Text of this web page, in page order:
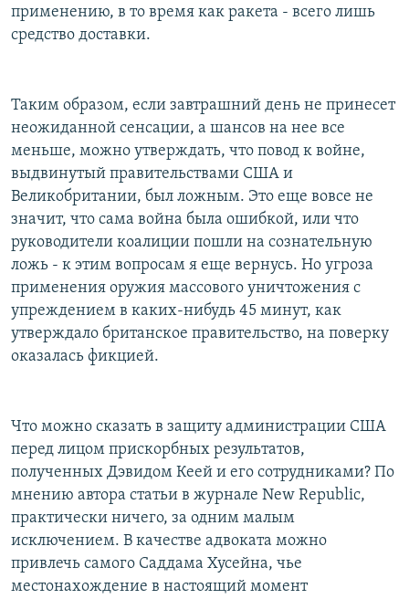
применению, в то время как ракета - всего лишь
средство доставки.
Таким образом, если завтрашний день не принесет
неожиданной сенсации, а шансов на нее все
меньше, можно утверждать, что повод к войне,
выдвинутый правительствами США и
Великобритании, был ложным. Это еще вовсе не
значит, что сама война была ошибкой, или что
руководители коалиции пошли на сознательную
ложь - к этим вопросам я еще вернусь. Но угроза
применения оружия массового уничтожения с
упреждением в каких-нибудь 45 минут, как
утверждало британское правительство, на поверку
оказалась фикцией.
Что можно сказать в защиту администрации США
перед лицом прискорбных результатов,
полученных Дэвидом Кеей и его сотрудниками? По
мнению автора статьи в журнале New Republic,
практически ничего, за одним малым
исключением. В качестве адвоката можно
привлечь самого Саддама Хусейна, чье
местонахождение в настоящий момент